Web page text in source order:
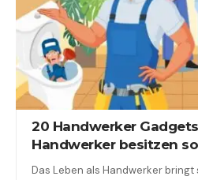
20 Handwerker
Handwerker besitzen
Das Leben als Handwerker